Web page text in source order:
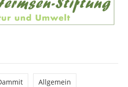
Allgemein